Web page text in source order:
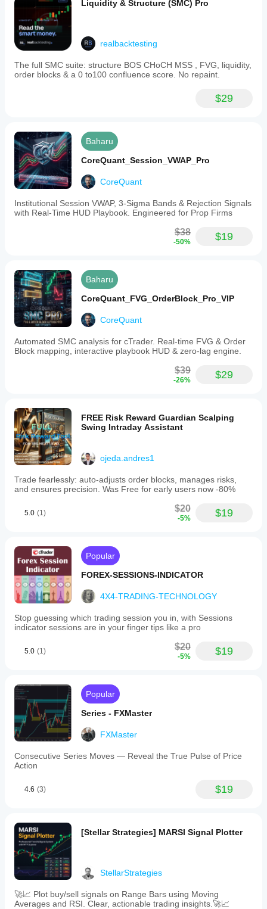
Liquidity & Structure (SMC) Pro
realbacktesting
The full SMC suite: structure BOS CHoCH MSS , FVG, liquidity,
order blocks & a 0 to100 confluence score. No repaint.
$29
Baharu
CoreQuant_Session_VWAP_Pro
CoreQuant
Institutional Session VWAP, 3-Sigma Bands & Rejection Signals
with Real-Time HUD Playbook. Engineered for Prop Firms
$38
-50% $19
Baharu
CoreQuant_FVG_OrderBlock_Pro_VIP
CoreQuant
Automated SMC analysis for cTrader. Real-time FVG & Order
Block mapping, interactive playbook HUD & zero-lag engine.
$39
-26% $29
FREE Risk Reward Guardian Scalping
Swing Intraday Assistant
ojeda.andres1
Trade fearlessly: auto-adjusts order blocks, manages risks,
and ensures precision. Was Free for early users now -80%
5.0 (1) $20
-5% $19
Popular
FOREX-SESSIONS-INDICATOR
4X4-TRADING-TECHNOLOGY
Stop guessing which trading session you in, with Sessions
indicator sessions are in your finger tips like a pro
5.0 (1) $20
-5% $19
Popular
Series - FXMaster
FXMaster
Consecutive Series Moves — Reveal the True Pulse of Price
Action
4.6 (3) $19
[Stellar Strategies] MARSI Signal Plotter
StellarStrategies
🚀📈 Plot buy/sell signals on Range Bars using Moving
Averages and RSI. Clear, actionable trading insights.🚀📈